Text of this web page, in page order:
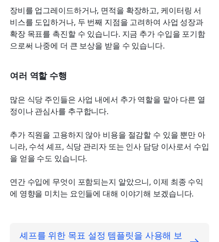
장비를 업그레이드하거나, 면적을 확장하고, 케이터링 서
비스를 도입하거나, 두 번째 지점을 고려하여 사업 성장과
확장 목표를 촉진할 수 있습니다. 지금 추가 수입을 포기함
으로써 나중에 더 큰 보상을 받을 수 있습니다.
여러 역할 수행
많은 식당 주인들은 사업 내에서 추가 역할을 맡아 다른 열
정이나 관심사를 추구합니다.
추가 직원을 고용하지 않아 비용을 절감할 수 있을 뿐만 아
니라, 수석 셰프, 식당 관리자 또는 인사 담당 이사로서 수입
을 얻을 수도 있습니다.
연간 수입에 무엇이 포함되는지 알았으니, 이제 최종 수익
에 영향을 미치는 요인들에 대해 이야기해 보겠습니다.
셰프를 위한 목표 설정 템플릿을 사용해 보